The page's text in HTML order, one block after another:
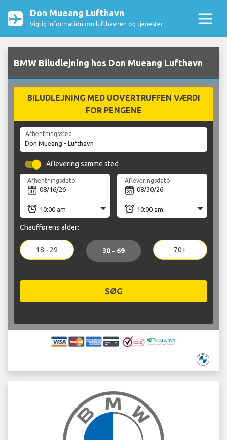
Don Mueang Lufthavn
Vigtig information om lufthavnen og tjenester
BMW Biludlejning hos Don Mueang Lufthavn
BILUDLEJNING MED UOVERTRUFFEN VÆRDI
FOR PENGENE
Afhentningssted
Aflevering samme sted
Afhentningsdato Afleveringsdato
Chaufførens alder:
18 - 29 30 - 69 70+
SØG